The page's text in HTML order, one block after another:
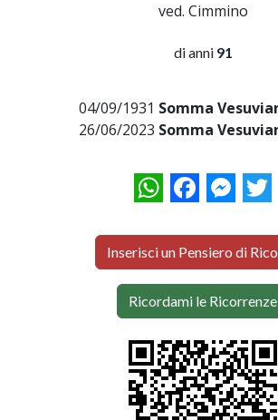
ved. Cimmino
di anni 91
04/09/1931 Somma
26/06/2023 Somma
WhatsAppFacebook
Inserisci un Pensiero di
Ricordami le Ricorrenze